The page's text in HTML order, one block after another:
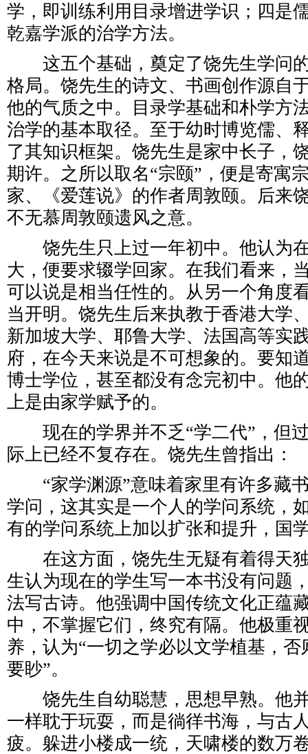
学，即训练利用目录增进学识；四是
乾嘉学派的治学方法。
这五个基础，奠定了饶先生学问
格局。饶先生的诗文、书画创作源自
他的气质之中。目录学基础和朴学方
治学的基本取径。至于幼时博览儒、
了其知识框架。饶先生是家中长子，
期许。之所以取名“宗颐”，便是寄寓
家、《爱莲说》的作者周敦颐。后来
不无慕周敦颐遗风之意。
饶先生只上过一年初中。他认为
大，便要求辍学回家。在我们看来，
可以说是相当任性的。从另一个角度
当开明。饶先生后来执教于香港大学
新加坡大学、耶鲁大学、法国高等实
府，在今天来说是不可想象的。要知
博士学位，甚至都没有念完初中。他
上是由家学赋予的。
现在的学界并不乏“学二代”，但
际上已经不复存在。饶先生曾指出：
“家学渊源”意味着家里有许多藏
学问，这其实是一个人的学问系统，
有的学问系统上加以扩张和提升，国
在这方面，饶先生无疑有着得天
生认为现在的学生写一本书没有问题
法写古诗。他强调中国传统文化正蕴
中，不掌握它们，终究有隔。他极重
养，认为“一切之学必以文学植基，
要眇”。
饶先生自幼聪慧，思想早熟。他
一样耽于玩耍，而是徜徉书海，与古
疲。躲进小楼成一统，天啸楼的数万